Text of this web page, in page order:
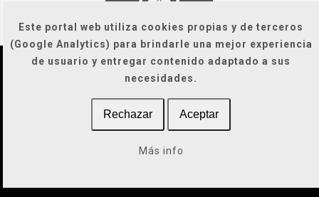
Este portal web utiliza cookies propias y de terceros
(Google Analytics) para brindarle una mejor experiencia
de usuario y entregar contenido adaptado a sus
necesidades.
Rechazar Aceptar
Más info
| Condiciones Generales
Legal / Privacidad / Cookies / Accesibilidad